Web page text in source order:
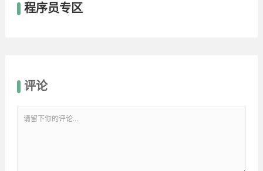
程序员专区
评论